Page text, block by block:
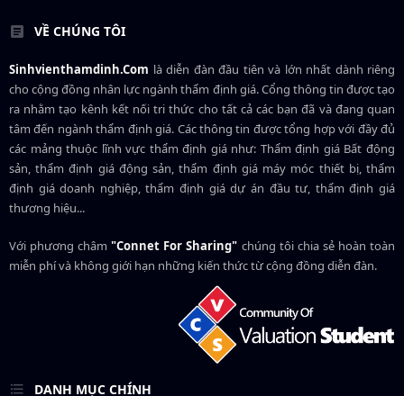
VỀ CHÚNG TÔI
Sinhvienthamdinh.Com là diễn đàn đầu tiên và lớn nhất dành riêng
cho cộng đồng nhân lực ngànhthẩm định giá. Cổng thông tin được tạo
ra nhằm tạo kênh kết nối tri thức cho tất cả các bạn đã và đang quan
tâm đến ngành thẩm định giá. Các thông tin được tổng hợp với đầy đủ
các mảng thuộc lĩnh vực thẩm định giá như: Thẩm định giá Bất động
sản, thẩm định giá động sản, thẩm định giá máy móc thiết bị, thẩm
định giá doanh nghiệp, thẩm định giá dự án đầu tư, thẩm định giá
thương hiệu...
Với phương châm"Connet For Sharing" chúng tôi chia sẻ hoàn toàn
miễn phí và không giới hạn những kiến thức từ cộng đồng diễn đàn.
DANH MỤC CHÍNH